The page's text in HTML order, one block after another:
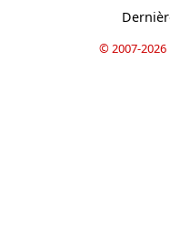
© 2007-2026